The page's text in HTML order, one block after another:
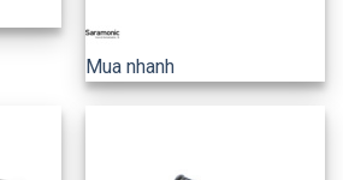
Mua nhanh